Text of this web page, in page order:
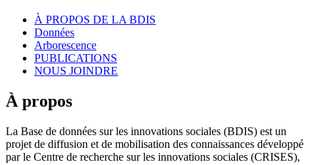
À PROPOS DE LA BDIS
Données
Arborescence
PUBLICATIONS
NOUS JOINDRE
À propos
La Base de données sur les innovations sociales (BDIS) est un
projet de diffusion et de mobilisation des connaissances développé
par le Centre de recherche sur les innovations sociales (CRISES),